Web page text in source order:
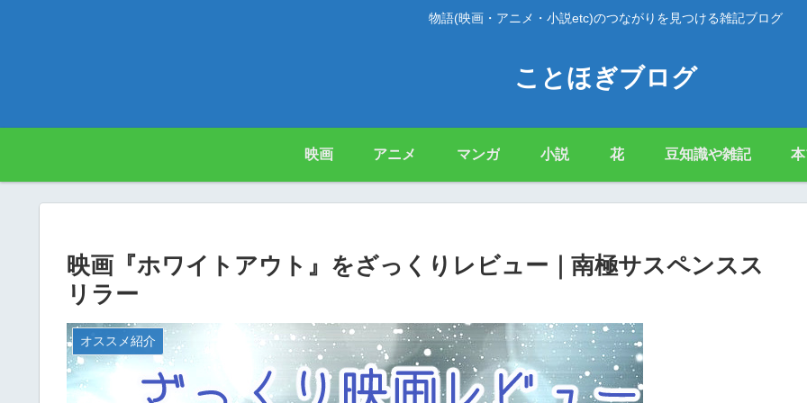
物語(映画・アニメ・小説etc)のつながりを見つける雑記ブログ
ことほぎブログ
映画 アニメ マンガ 小説 花 豆知識や雑記
映画『ホワイトアウト』をざっくりレビュー｜南極サスペンスス
リラー
オススメ紹介